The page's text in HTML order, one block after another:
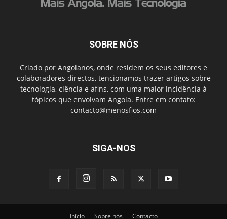
SOBRE NÓS
Criado por Angolanos, onde residem os seus editores e
colaboradores directos, tencionamos trazer artigos sobre
tecnologia, ciência e afins, com uma maior incidência à
tópicos que envolvam Angola. Entre em contato:
contacto@menosfios.com
SIGA-NOS
Início Sobre nós Contacto